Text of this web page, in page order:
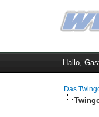
Hallo,
Das